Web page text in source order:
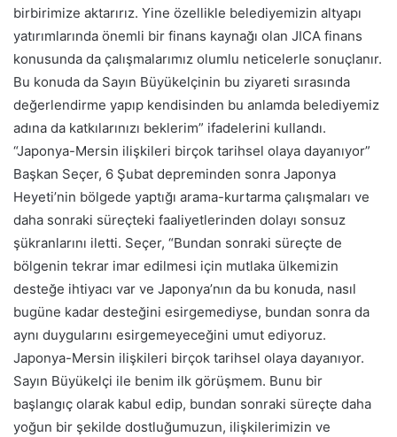
birbirimize aktarırız. Yine özellikle belediyemizin altyapı
yatırımlarında önemli bir finans kaynağı olan JICA finans
konusunda da çalışmalarımız olumlu neticelerle sonuçlanır.
Bu konuda da Sayın Büyükelçinin bu ziyareti sırasında
değerlendirme yapıp kendisinden bu anlamda belediyemiz
adına da katkılarınızı beklerim” ifadelerini kullandı.
“Japonya-Mersin ilişkileri birçok tarihsel olaya dayanıyor”
Başkan Seçer, 6 Şubat depreminden sonra Japonya
Heyeti’nin bölgede yaptığı arama-kurtarma çalışmaları ve
daha sonraki süreçteki faaliyetlerinden dolayı sonsuz
şükranlarını iletti. Seçer, “Bundan sonraki süreçte de
bölgenin tekrar imar edilmesi için mutlaka ülkemizin
desteğe ihtiyacı var ve Japonya’nın da bu konuda, nasıl
bugüne kadar desteğini esirgemediyse, bundan sonra da
aynı duygularını esirgemeyeceğini umut ediyoruz.
Japonya-Mersin ilişkileri birçok tarihsel olaya dayanıyor.
Sayın Büyükelçi ile benim ilk görüşmem. Bunu bir
başlangıç olarak kabul edip, bundan sonraki süreçte daha
yoğun bir şekilde dostluğumuzun, ilişkilerimizin ve